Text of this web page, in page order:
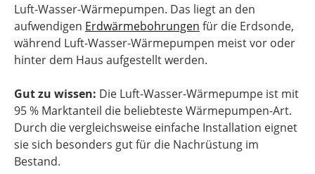
Luft-Wasser-Wärmepumpen. Das liegt an den
aufwendigen Erdwärmebohrungen für die Erdsonde,
während Luft-Wasser-Wärmepumpen meist vor oder
hinter dem Haus aufgestellt werden.
Gut zu wissen: Die Luft-Wasser-Wärmepumpe ist mit
95 % Marktanteil die beliebteste Wärmepumpen-Art.
Durch die vergleichsweise einfache Installation eignet
sie sich besonders gut für die Nachrüstung im
Bestand.